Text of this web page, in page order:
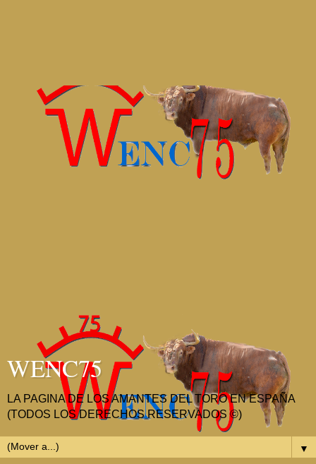
WENC75
LA PAGINA DE LOS AMANTES DEL TORO EN ESPAÑA
(TODOS LOS DERECHOS RESERVADOS ©)
▼